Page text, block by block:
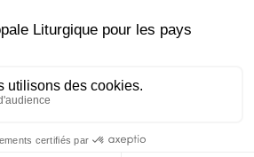
as conduit la bienheureuse
à connaître ton Fils crucifié
la mort ; par son intercession,
de parvenir à te contempler
règne.